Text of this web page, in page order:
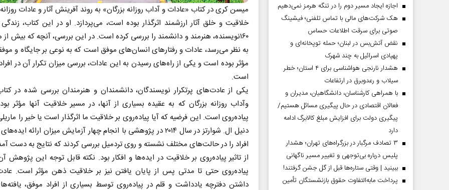
میسن کری در کتاب «عادات و آداب روزانه بزرگان» به روند آفرینش آثار و عادات
خلاقیت و خلق آثار ارزشمند اثرگذار بوده است، می‌پردازد. او در این کتاب،
۱۶۰نویسنده، هنرمند و دانشمند را بررسی کرده است. در این بررسی، آنچه که بیش
به نظر می‌رسد، عادات و رفتار‌های انسان‌های موفق است که به نوعی بر جایگاه و
مؤثر بوده است و یکی از راه‌های رسیدن به این عادات، بررسی میزان تکرار آن در
است.
یکی از عادت‌های پرتکرار نویسندگان، دانشمندان و هنرمندان بررسی شده در
وآداب روزانه بزرگان که به عقیده بسیاری از آنها، در مسیر خلاقیت آنها مؤثر
‌پیاده‌روی است. این فرضیه که آیا ‌پیاده‌روی بر خلاقیت ما اثرگذار است یا خیر را
دنیل ال. شوارتز در سال ۲۰۱۴ در پژوهشی با انجام چهار آزمایش میزان ارائه
افراد را در حالت‌های مختلف نشسته و روی تردمیل بررسی کردند که نتایج به دست
از تاثیر ‌پیاده‌روی بر خلاقیت در ایده‌ها و افکار بود. نکته قابل توجه این پژوهش
‌پیاده‌روی حتی تا مدتی پس از پایان یافتن نیز بر خلاقیت ذهن مؤثر است.
داشتن دفترچه یادداشت و قلم در ‌پیاده‌روی توسط بسیاری از افراد موفق،
اجازه ایجاد مسیر دوم را در تنگه هرمز نمی‌دهیم
هک شرکت‌های مالی با تماس تلفنی؛ فیشینگ
صوتی برای سرقت اطلاعات حساس
نقض آتش‌بس در لبنان؛ حمله توپخانه‌ای و
پهپادی اسرائیل به چند شهرک
هشدار نارنجی هواشناسی برای ۴ استان؛ خطر
سیلاب و رعدوبرق در ارتفاعات
با همراهی کارشناسان، دانشگاهیان، مدیران و
فعالان اقتصادی در حال پیگیری مسائل هستیم/
پیگیری دولت برای افزایش مبلغ کالابرگ ادامه
دارد
۳ تصادف مرگبار در بزرگراه‌های تهران؛ هشدار
پلیس درباره بی‌توجهی و تغییر مسیر ناگهانی
ببینید | وقتی ستاره‌ها قبل از گل جشن گرفتند!
پرداخت مابه‌التفاوت حقوق بازنشستگان تأمین